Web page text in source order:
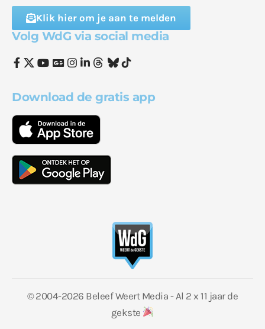
Klik hier om je aan te melden
Volg WdG via social media
Download de gratis app
© 2004-2026 Beleef Weert Media - Al 2 x 11 jaar de
gekste